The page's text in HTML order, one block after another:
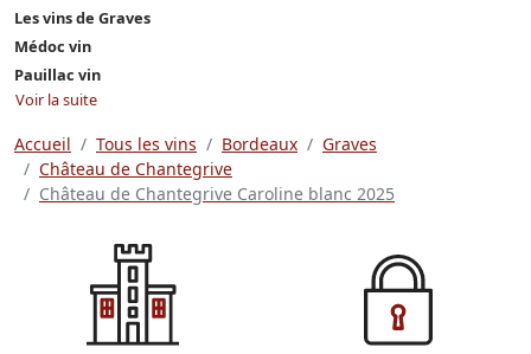
Les vins de Graves
Médoc vin
Pauillac vin
Voir la suite
Accueil Tous les vins Bordeaux
Graves
Château de Chantegrive
Château de Chantegrive Caroline blanc 2025